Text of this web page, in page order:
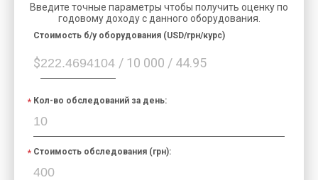
Введите точные параметры чтобы получить оценку по
годовому доходу с данного оборудования.
$ / 10 000 / 44.95
Cтоимость б/у оборудования (USD/грн/курс)
Кол-во обследований за день:
Стоимость обследования (грн):